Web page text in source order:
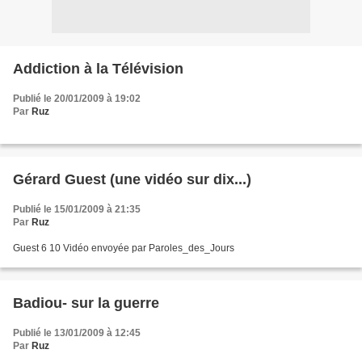
Addiction à la Télévision
Publié le 20/01/2009 à 19:02
Par Ruz
Gérard Guest (une vidéo sur dix...)
Publié le 15/01/2009 à 21:35
Par Ruz
Guest 6 10 Vidéo envoyée par Paroles_des_Jours
Badiou- sur la guerre
Publié le 13/01/2009 à 12:45
Par Ruz